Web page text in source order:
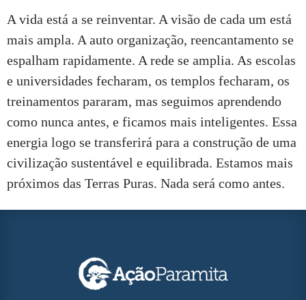
A vida está a se reinventar. A visão de cada um está
mais ampla. A auto organização, reencantamento se
espalham rapidamente. A rede se amplia. As escolas
e universidades fecharam, os templos fecharam, os
treinamentos pararam, mas seguimos aprendendo
como nunca antes, e ficamos mais inteligentes. Essa
energia logo se transferirá para a construção de uma
civilização sustentável e equilibrada. Estamos mais
próximos das Terras Puras. Nada será como antes.